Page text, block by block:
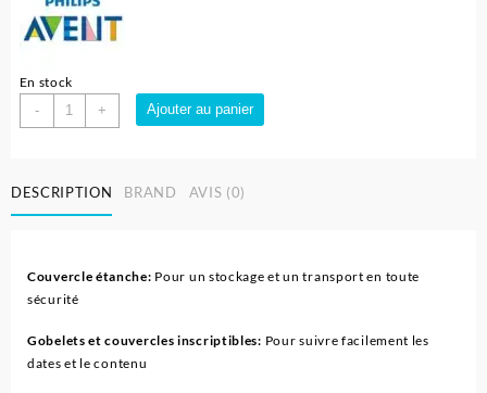
En stock
-
quantité
de
conservation
180
lait
maternel
AVENT
+ Ajouter au panier
DESCRIPTION BRAND AVIS (0)
Couvercle étanche: Pour un stockage et un transport en toute
sécurité
Gobelets et couvercles inscriptibles: Pour suivre facilement les
dates et le contenu